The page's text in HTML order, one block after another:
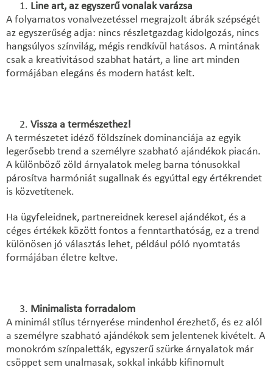
Line art, az egyszerű vonalak varázsa
A folyamatos vonalvezetéssel megrajzolt ábrák szépségét
az egyszerűség adja: nincs részletgazdag kidolgozás, nincs
hangsúlyos színvilág, mégis rendkívül hatásos. A mintának
csak a kreativitásod szabhat határt, a line art minden
formájában elegáns és modern hatást kelt.
Vissza a természethez!
A természetet idéző földszínek dominanciája az egyik
legerősebb trend a személyre szabható ajándékok piacán.
A különböző zöld árnyalatok meleg barna tónusokkal
párosítva harmóniát sugallnak és egyúttal egy értékrendet
is közvetítenek.
Ha ügyfeleidnek, partnereidnek keresel ajándékot, és a
céges értékek között fontos a fenntarthatóság, ez a trend
különösen jó választás lehet, például póló nyomtatás
formájában életre keltve.
Minimalista forradalom
A minimál stílus térnyerése mindenhol érezhető, és ez alól
a személyre szabható ajándékok sem jelentenek kivételt. A
monokróm színpaletták, egyszerű szürke árnyalatok már
csöppet sem unalmasak, sokkal inkább kifinomult